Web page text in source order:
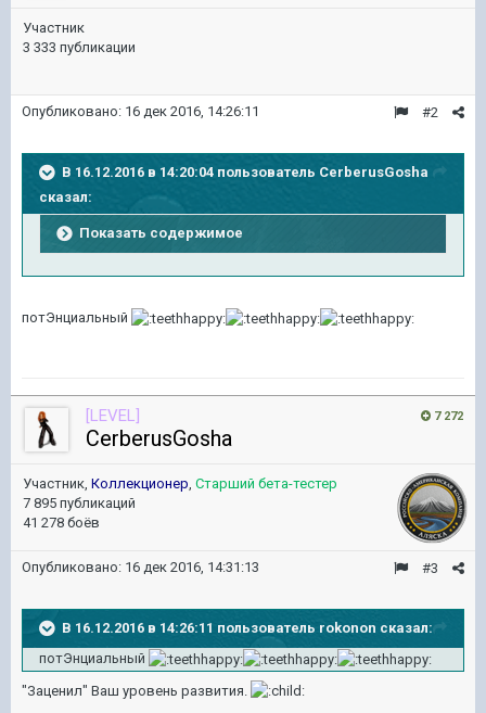
Участник
3 333 публикации
#2
Опубликовано: 16 дек 2016, 14:26:11
В 16.12.2016 в 14:20:04 пользователь CerberusGosha
сказал:
Показать содержимое
потЭнциальный
7 272
[LEVEL]
CerberusGosha
Участник, Коллекционер, Старший бета-тестер
7 895 публикаций
41 278 боёв
#3
Опубликовано: 16 дек 2016, 14:31:13
В 16.12.2016 в 14:26:11 пользователь rokonon сказал:
потЭнциальный
"Заценил" Ваш уровень развития.